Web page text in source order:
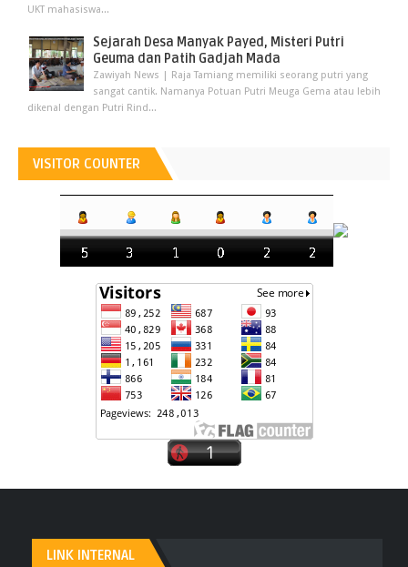
UKT mahasiswa...
Sejarah Desa Manyak Payed, Misteri Putri
Geuma dan Patih Gadjah Mada
Zawiyah News | Raja Tamiang memiliki seorang putri yang
sangat cantik. Namanya Potuan Putri Meuga Gema atau lebih
dikenal dengan Putri Rind...
VISITOR COUNTER
LINK INTERNAL